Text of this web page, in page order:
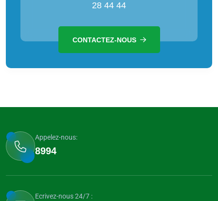
28 44 44
CONTACTEZ-NOUS
Appelez-nous:
8994
Ecrivez-nous 24/7 :